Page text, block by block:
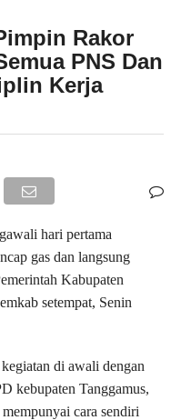
Rakor
PNS Dan
Kerja
hari pertama
gas dan langsung
Kabupaten
setempat, Senin
di awali dengan
kebupaten Tanggamus,
cara sendiri